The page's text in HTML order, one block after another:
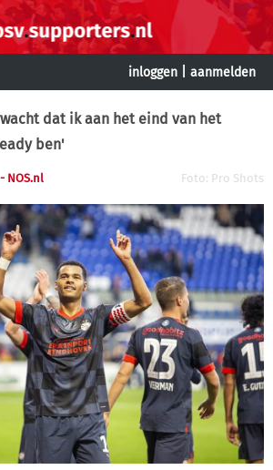
inloggen aanmelden
dat ik aan het eind van het
ben'
- NOS.nl Foto: Pro Shots